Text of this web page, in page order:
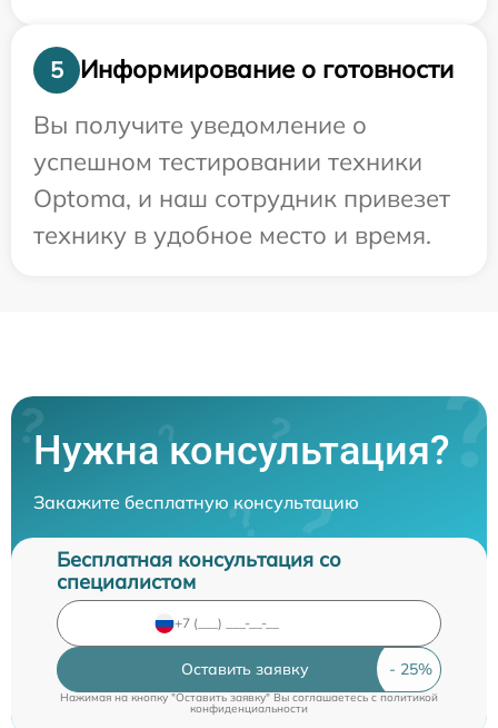
5
Информирование о готовности
Вы получите уведомление о
успешном тестировании техники
Optoma, и наш сотрудник привезет
технику в удобное место и время.
Нужна консультация?
Закажите бесплатную консультацию
Бесплатная консультация со
специалистом
Оставить заявку
Нажимая на кнопку "Оставить заявку" Вы соглашаетесь cполитикой
конфиденциальности